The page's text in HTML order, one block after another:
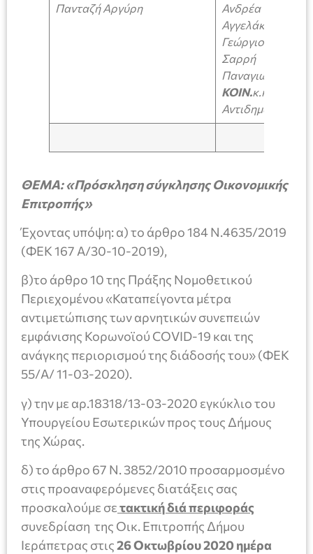
Πανταζή Αργύρη
Ανδρέα
Αγγελάκη
Γεώργιο
Σαρρή
Παναγιώτη
ΚΟΙΝ.κ.κ.
Αντιδημάρχους
ΘΕΜΑ: «Πρόσκληση σύγκλησης Οικονομικής
Επιτροπής»
Έχοντας υπόψη: α) το άρθρο 184 Ν.4635/2019
(ΦΕΚ 167 Α/30-10-2019),
β)το άρθρο 10 της Πράξης Νομοθετικού
Περιεχομένου «Καταπείγοντα μέτρα
αντιμετώπισης των αρνητικών συνεπειών
εμφάνισης Κορωνοϊού COVID-19 και της
ανάγκης περιορισμού της διάδοσής του» (ΦΕΚ
55/Α/ 11-03-2020).
γ) την με αρ.18318/13-03-2020 εγκύκλιο του
Υπουργείου Εσωτερικών προς τους Δήμους
της Χώρας.
δ) το άρθρο 67 Ν. 3852/2010 προσαρμοσμένο
στις προαναφερόμενες διατάξεις σας
προσκαλούμε σετακτική διά περιφοράς
συνεδρίαση της Οικ. Επιτροπής Δήμου
Ιεράπετρας στις26 Οκτωβρίου 2020 ημέρα